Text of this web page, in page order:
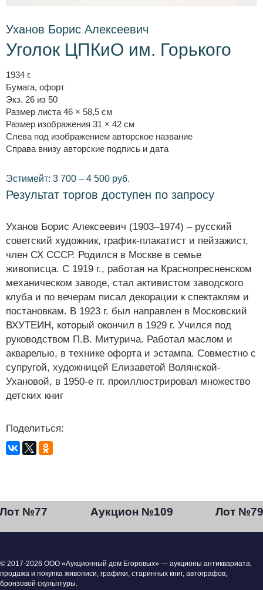
Уханов Борис Алексеевич
Уголок ЦПКиО им. Горького
1934 г.
Бумага, офорт
Экз. 26 из 50
Размер листа 46 × 58,5 см
Размер изображения 31 × 42 см
Слева под изображением авторское название
Справа внизу авторские подпись и дата
Эстимейт: 3 700 – 4 500 руб.
Результат торгов доступен по запросу
Уханов Борис Алексеевич (1903–1974) – русский
советский художник, график-плакатист и пейзажист,
член СХ СССР. Родился в Москве в семье
живописца. С 1919 г., работая на Краснопресненском
механическом заводе, стал активистом заводского
клуба и по вечерам писал декорации к спектаклям и
постановкам. В 1923 г. был направлен в Московский
ВХУТЕИН, который окончил в 1929 г. Учился под
руководством П.В. Митурича. Работал маслом и
акварелью, в технике офорта и эстампа. Совместно с
супругой, художницей Елизаветой Волянской-
Ухановой, в 1950-е гг. проиллюстрировал множество
детских книг
Поделиться:
Лот №77 Аукцион №109 Лот №79
© 2017-2026 ООО «Аукционный дом Егоровых» — аукционы антиквариата,
продажа и покупка живописи, графики, старинных книг, автографов,
бронзовой скульптуры.